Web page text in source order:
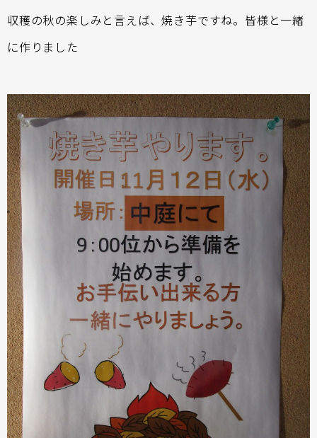
収穫の秋の楽しみと言えば、焼き芋ですね。皆様と一緒
に作りました